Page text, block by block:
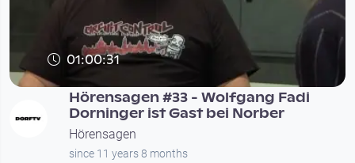
01:00:31
Hörensagen #33 - Wolfgang Fadi
Dorninger ist Gast bei Norber
Hörensagen
since 11 years 8 months